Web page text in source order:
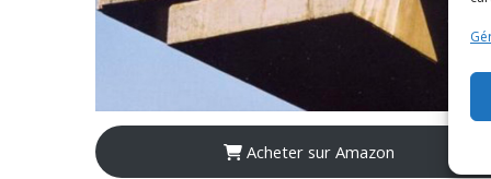
Acheter sur Amazon